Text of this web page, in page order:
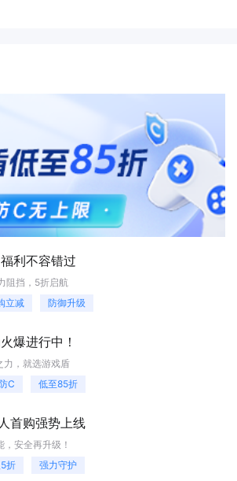
持都在用root权限访问生产机，系统安全性无法
堡垒机的使用方法 首先，使用堡垒机的审
行为，保障企业数据的安全。 其次，堡垒机
理员远程控制和管理堡垒机，包括设置访问权
理员可以在任何地方登录堡垒机，实时监控系统
解决问题，提高了管理效率。 第三，堡垒机
保障数据的安全性和完整性。管理员可以对重要
期对存储设备进行维护和更新，确保数据的安全
以与其他安全设备（如防火墙、入侵检测系
个完整的安全防护网。管理员可以根据实际情
的规则和策略，实现对网络的立体式保护。
期备份，并在发生数据泄露等情况时，快速恢复
带来的巨大损失。 第六，堡垒机还可以通过
现故障时，备份节点可以迅速接替工作，确保系
不受入侵和破坏，打破传统运维体系的安全壁
垒机的功能也逐步体验出来，是不少企业的首
能够实时还原运维场景。通过录像回放功能，管
须面对的问题。堡垒机通过提供完整的运维安全
行为、实时还原运维场景等功能，为企业提供了
人。堡垒机提供了一套多维度的运维操作控管控
运维操作人员的权限控制与操作行为审计。那如
，分析出其中的操作内容以实现权限控制和行为
还采用了应用代理的技术。运维审计型堡垒机对
台代理服务器：1. 运维人员在操作过程中首先连
机提交操作请求;2. 该请求通过堡垒机的权限检
模块将代替用户连接到目标设备完成该操作，之
回给堡垒机，最后堡垒机再将操作结果返回给运
式，堡垒机逻辑上将运维人员与目标设备隔离开
->堡垒机用户账号->授权->目标设备账号->目标设
权限控制和行为审计问题的同时，也解决了加
分为管理人员、运维操作人员、审计人员三类用
是根据相应的安全策略和运维人员应有的操作权
与管理员进行交互，并将管理员输入的安全策略
作并与堡垒机内部其他组件进行交互。“应用代
理员已经配置好的策略配置库，如此次操作不符
件将拒绝该操作行为的执行。运维人员的操作行
将操作返回结果返回给对应的运维操作人员;同
堡垒机内部的“审计模块”，然后此次操作过程被
。最后当需要调查运维人员的历史操作记录时，
查询，然后“审计模块”从审计日志数据库中读取
计员交互界面上。高防安全专家快快网络！快快
利不容错过
阻挡，5折启航
立减 防御升级
爆进行中！
力，就选游戏盾
C 低至85折
首购强势上线
安全再升级！
折 强力守护